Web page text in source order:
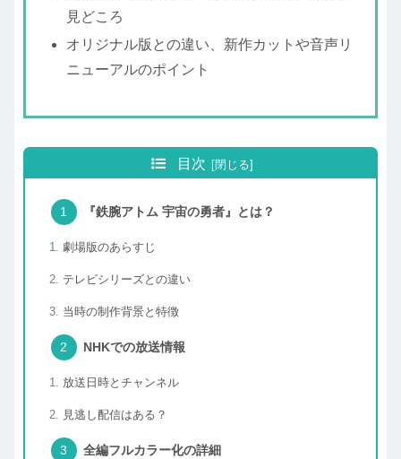
見どころ
オリジナル版との違い、新作カットや音声リ
ニューアルのポイント
目次
『鉄腕アトム 宇宙の勇者』とは？
劇場版のあらすじ
テレビシリーズとの違い
当時の制作背景と特徴
NHKでの放送情報
放送日時とチャンネル
見逃し配信はある？
全編フルカラー化の詳細